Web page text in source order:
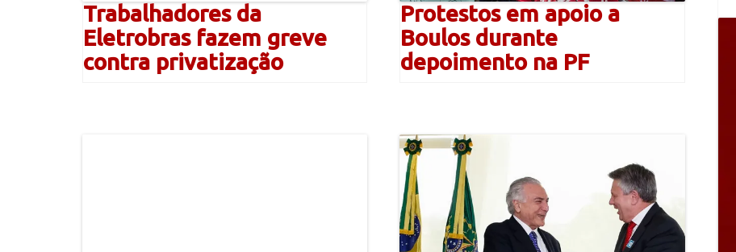
Trabalhadores da
Eletrobras fazem greve
contra privatização
Protestos em apoio a
Boulos durante
depoimento na PF